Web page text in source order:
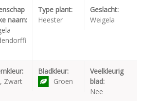
naam:
Type plant:
Heester
Geslacht:
Weigela
Zwart
Bladkleur:
Groen
Veelkleurig
blad:
Nee